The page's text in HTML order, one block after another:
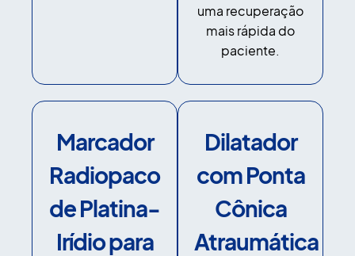
uma recuperação
mais rápida do
paciente.
Marcador
Radiopaco
de Platina-
Irídio para
Dilatador
com Ponta
Cônica
Atraumática